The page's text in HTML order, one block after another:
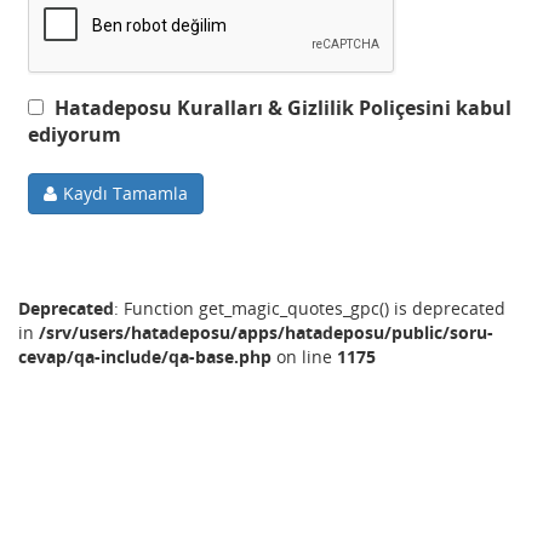
Hatadeposu Kuralları & Gizlilik Poliçesini kabul
ediyorum
Kaydı Tamamla
Deprecated: Function get_magic_quotes_gpc() is deprecated
in /srv/users/hatadeposu/apps/hatadeposu/public/soru-
cevap/qa-include/qa-base.php on line 1175